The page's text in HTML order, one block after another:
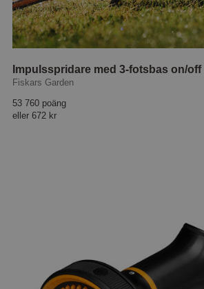
Impulsspridare med 3-fotsbas on/off
Fiskars Garden
53 760 poäng
eller 672 kr